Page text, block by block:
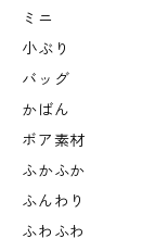
ミニ
小ぶり
バッグ
かばん
ボア素材
ふかふか
ふんわり
ふわふわ